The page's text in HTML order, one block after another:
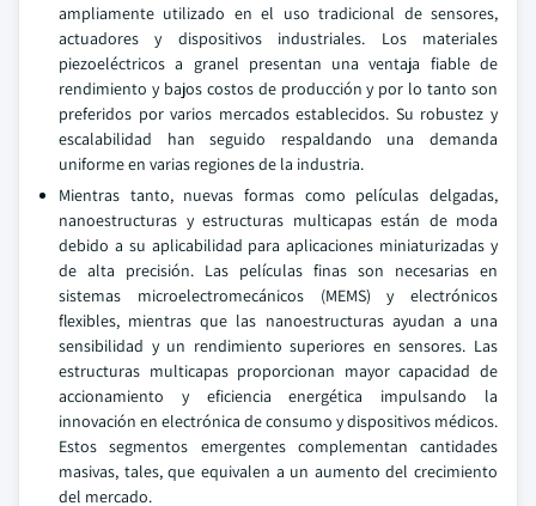
ampliamente utilizado en el uso tradicional de sensores,
actuadores y dispositivos industriales. Los materiales
piezoeléctricos a granel presentan una ventaja fiable de
rendimiento y bajos costos de producción y por lo tanto son
preferidos por varios mercados establecidos. Su robustez y
escalabilidad han seguido respaldando una demanda
uniforme en varias regiones de la industria.
Mientras tanto, nuevas formas como películas delgadas,
nanoestructuras y estructuras multicapas están de moda
debido a su aplicabilidad para aplicaciones miniaturizadas y
de alta precisión. Las películas finas son necesarias en
sistemas microelectromecánicos (MEMS) y electrónicos
flexibles, mientras que las nanoestructuras ayudan a una
sensibilidad y un rendimiento superiores en sensores. Las
estructuras multicapas proporcionan mayor capacidad de
accionamiento y eficiencia energética impulsando la
innovación en electrónica de consumo y dispositivos médicos.
Estos segmentos emergentes complementan cantidades
masivas, tales, que equivalen a un aumento del crecimiento
del mercado.